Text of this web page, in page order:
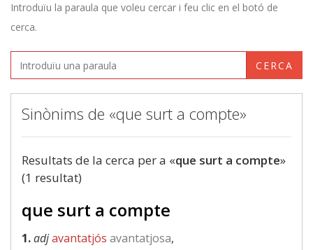
Introduïu la paraula que voleu cercar i feu clic en el botó de
cerca.
CERCA
Sinònims de «que surt a compte»
Resultats de la cerca per a «que surt a compte»
(1 resultat)
que surt a compte
1.adjavantatjós avantatjosa,